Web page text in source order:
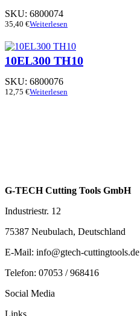
SKU: 6800074
35,40 €Weiterlesen
10EL300 TH10
SKU: 6800076
12,75 €Weiterlesen
G-TECH Cutting Tools GmbH
Industriestr. 12
75387 Neubulach, Deutschland
E-Mail: info@gtech-cuttingtools.de
Telefon: 07053 / 968416
Social Media
Links